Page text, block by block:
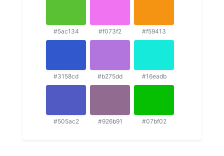
#5ac134 #f073f2 #f59413
#3158cd #b275dd #16eadb
#505ac2 #926b91 #07bf02